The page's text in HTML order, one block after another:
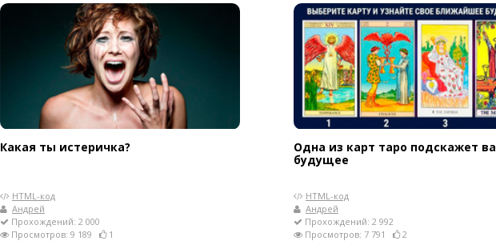
Какая ты истеричка?
HTML-код
Андрей
Прохождений: 2 000
Просмотров: 9 189
1
Одна из карт таро подскажет
будущее
HTML-код
Андрей
Прохождений: 2 992
Просмотров: 7 791
2